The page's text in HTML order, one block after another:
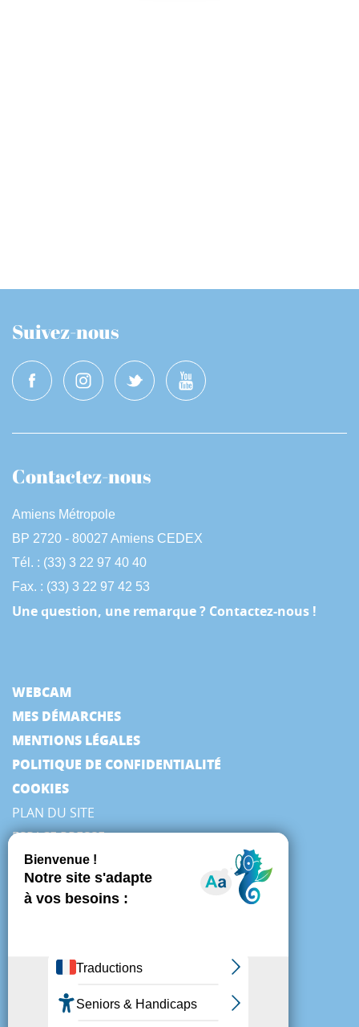
Suivez-nous
Contactez-nous
Amiens Métropole
BP 2720 - 80027 Amiens CEDEX
Tél. : (33) 3 22 97 40 40
Fax. : (33) 3 22 97 42 53
Une question, une remarque ? Contactez-nous !
WEBCAM
MES DÉMARCHES
MENTIONS LÉGALES
POLITIQUE DE CONFIDENTIALITÉ
COOKIES
PLAN DU SITE
ESPACE PRESSE